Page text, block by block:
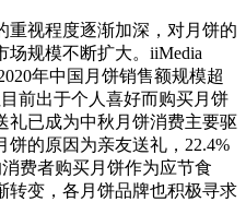
视程度逐渐加深，对月饼的
场规模不断扩大。iiMedia
年中国月饼销售额规模超
前出于个人喜好而购买月饼
礼已成为中秋月饼消费主要驱
的原因为亲友送礼，22.4%
费者购买月饼作为应节食
转变，各月饼品牌也积极寻求